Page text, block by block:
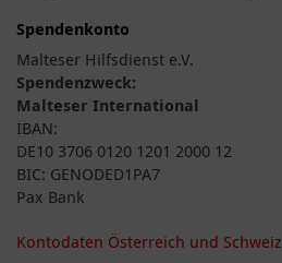
Spendenkonto
Malteser Hilfsdienst e.V.
Spendenzweck:
Malteser International
IBAN:
DE10 3706 0120 1201 2000 12
BIC: GENODED1PA7
Pax Bank
Kontodaten Österreich und Schweiz